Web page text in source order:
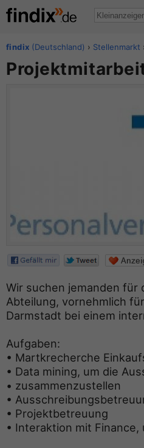
findix (Deutschland) › Stellenmarkt
Wir suchen jemanden für
Abteilung, vornehmlich
Darmstadt bei einem
Aufgaben:
• Martkrecherche
• Data mining, um die
• zusammenzustellen
•
• Projektbetreuung
• Interaktion mit